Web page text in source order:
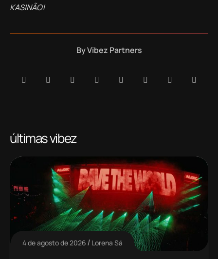
KASINÃO!
ByVibez Partners
últimas vibez
4 de agosto de 2026 Lorena Sá